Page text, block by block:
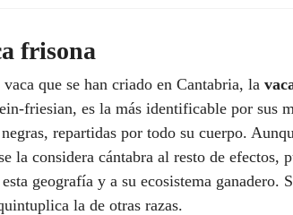
frisona
que se han criado en Cantabria, la
friesian, es la más identificable por sus
repartidas por todo su cuerpo.
la considera cántabra al resto de efectos,
geografía y a su ecosistema ganadero.
la de otras razas.